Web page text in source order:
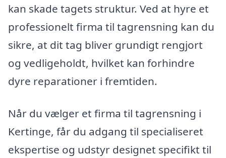
kan skade tagets struktur. Ved at hyre et
professionelt firma til tagrensning kan du
sikre, at dit tag bliver grundigt rengjort
og vedligeholdt, hvilket kan forhindre
dyre reparationer i fremtiden.
Når du vælger et firma til tagrensning i
Kertinge, får du adgang til specialiseret
ekspertise og udstyr designet specifikt til